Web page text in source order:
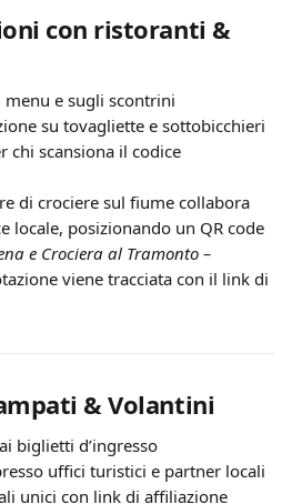
con ristoranti &
menu e sugli scontrini
su tovagliette e sottobicchieri
chi scansiona il codice
di crociere sul fiume collabora
locale, posizionando un QR code
e Crociera al Tramonto –
viene tracciata con il link di
& Volantini
biglietti d’ingresso
uffici turistici e partner locali
unici con link di affiliazione